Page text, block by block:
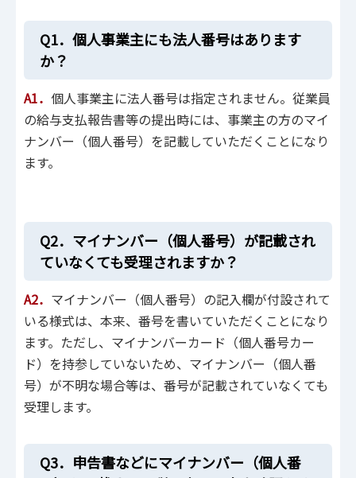
Q1．個人事業主にも法人番号はあります
か？
A1． 個人事業主に法人番号は指定されません。従業員
の給与支払報告書等の提出時には、事業主の方のマイ
ナンバー（個人番号）を記載していただくことになり
ます。
Q2．マイナンバー（個人番号）が記載され
ていなくても受理されますか？
A2． マイナンバー（個人番号）の記入欄が付設されて
いる様式は、本来、番号を書いていただくことになり
ます。ただし、マイナンバーカード（個人番号カー
ド）を持参していないため、マイナンバー（個人番
号）が不明な場合等は、番号が記載されていなくても
受理します。
Q3．申告書などにマイナンバー（個人番